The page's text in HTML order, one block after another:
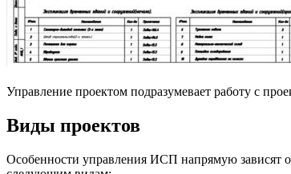
Управление проектом подразумевает работу с
Виды проектов
Особенности управления ИСП напрямую зависят